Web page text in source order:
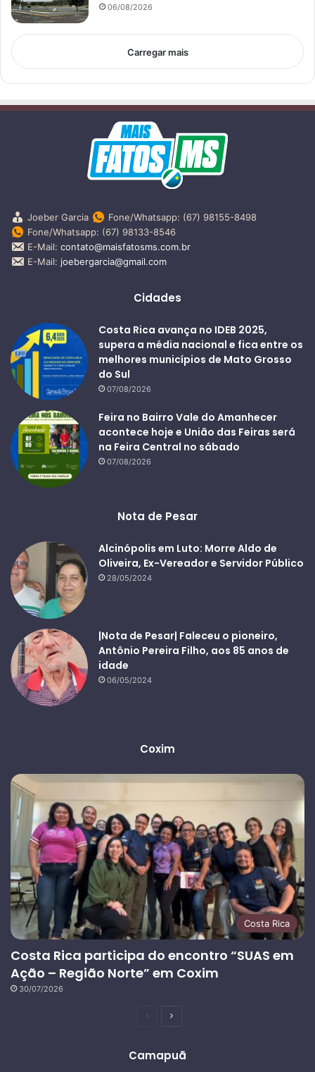
06/08/2026
Carregar mais
Joeber Garcia
Fone/Whatsapp: (67) 98155-8498
Fone/Whatsapp: (67) 98133-8546
E-Mail: contato@maisfatosms.com.br
E-Mail: joebergarcia@gmail.com
Cidades
Costa Rica avança no IDEB 2025,
supera a média nacional e fica entre os
melhores municípios de Mato Grosso
do Sul
07/08/2026
Feira no Bairro Vale do Amanhecer
acontece hoje e União das Feiras será
na Feira Central no sábado
07/08/2026
Nota de Pesar
Alcinópolis em Luto: Morre Aldo de
Oliveira, Ex-Vereador e Servidor Público
28/05/2024
|Nota de Pesar| Faleceu o pioneiro,
Antônio Pereira Filho, aos 85 anos de
idade
06/05/2024
Coxim
Costa Rica
Costa Rica participa do encontro “SUAS em
Ação – Região Norte” em Coxim
30/07/2026
PáginaPróxima
Camapuã